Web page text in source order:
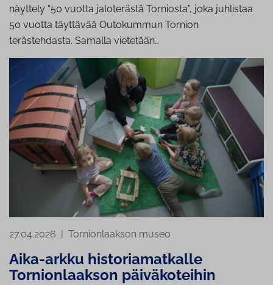
näyttely “50 vuotta jaloterästä Torniosta”, joka juhlistaa
50 vuotta täyttävää Outokummun Tornion
terästehdasta. Samalla vietetään…
27.04.2026 Tornionlaakson museo
Aika-arkku historiamatkalle
Tornionlaakson päiväkoteihin